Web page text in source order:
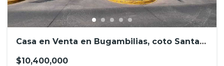
Casa en Venta en Bugambilias, coto Santa
$10,400,000